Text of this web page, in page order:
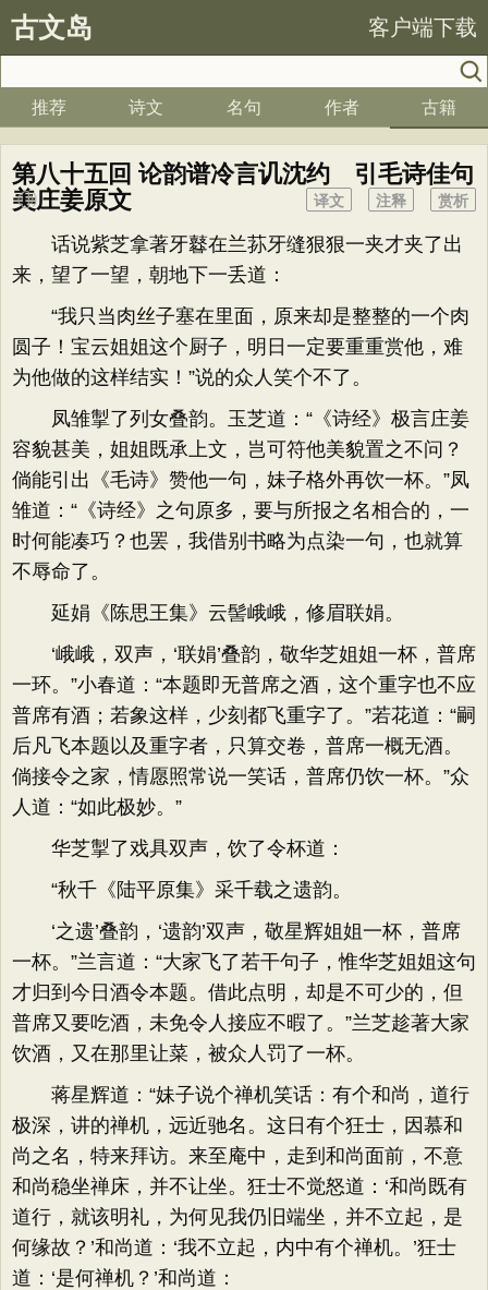
古文岛 客户端下载
推荐 诗文 名句 作者 古籍
第八十五回 论韵谱冷言讥沈约 引毛诗佳句
美庄姜原文
赏析
注释
译文
话说紫芝拿著牙鼛在兰荪牙缝狠狠一夹才夹了出
来，望了一望，朝地下一丢道：
“我只当肉丝子塞在里面，原来却是整整的一个肉
圆子！宝云姐姐这个厨子，明日一定要重重赏他，难
为他做的这样结实！”说的众人笑个不了。
凤雏掣了列女叠韵。玉芝道：“《诗经》极言庄姜
容貌甚美，姐姐既承上文，岂可符他美貌置之不问？
倘能引出《毛诗》赞他一句，妹子格外再饮一杯。”凤
雏道：“《诗经》之句原多，要与所报之名相合的，一
时何能凑巧？也罢，我借别书略为点染一句，也就算
不辱命了。
延娟《陈思王集》云髻峨峨，修眉联娟。
‘峨峨，双声，‘联娟’叠韵，敬华芝姐姐一杯，普席
一环。”小春道：“本题即无普席之酒，这个重字也不应
普席有酒；若象这样，少刻都飞重字了。”若花道：“嗣
后凡飞本题以及重字者，只算交卷，普席一概无酒。
倘接令之家，情愿照常说一笑话，普席仍饮一杯。”众
人道：“如此极妙。”
华芝掣了戏具双声，饮了令杯道：
“秋千《陆平原集》采千载之遗韵。
‘之遗’叠韵，‘遗韵’双声，敬星辉姐姐一杯，普席
一杯。”兰言道：“大家飞了若干句子，惟华芝姐姐这句
才归到今日酒令本题。借此点明，却是不可少的，但
普席又要吃酒，未免令人接应不暇了。”兰芝趁著大家
饮酒，又在那里让菜，被众人罚了一杯。
蒋星辉道：“妹子说个禅机笑话：有个和尚，道行
极深，讲的禅机，远近驰名。这日有个狂士，因慕和
尚之名，特来拜访。来至庵中，走到和尚面前，不意
和尚稳坐禅床，并不让坐。狂士不觉怒道：‘和尚既有
道行，就该明礼，为何见我仍旧端坐，并不立起，是
何缘故？’和尚道：‘我不立起，内中有个禅机。’狂士
道：‘是何禅机？’和尚道：